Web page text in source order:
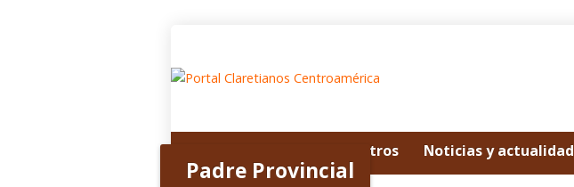
Acerca de nosotros Noticias y actualidad
Padre Provincial